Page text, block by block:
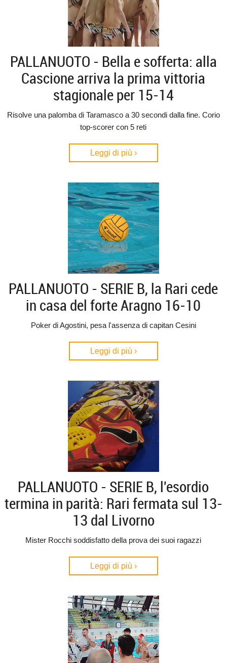
PALLANUOTO - Bella e sofferta: alla
Cascione arriva la prima vittoria
stagionale per 15-14
Risolve una palomba di Taramasco a 30 secondi dalla fine. Corio
top-scorer con 5 reti
Leggi di più ›
PALLANUOTO - SERIE B, la Rari cede
in casa del forte Aragno 16-10
Poker di Agostini, pesa l'assenza di capitan Cesini
Leggi di più ›
PALLANUOTO - SERIE B, l'esordio
termina in parità: Rari fermata sul 13-
13 dal Livorno
Mister Rocchi soddisfatto della prova dei suoi ragazzi
Leggi di più ›